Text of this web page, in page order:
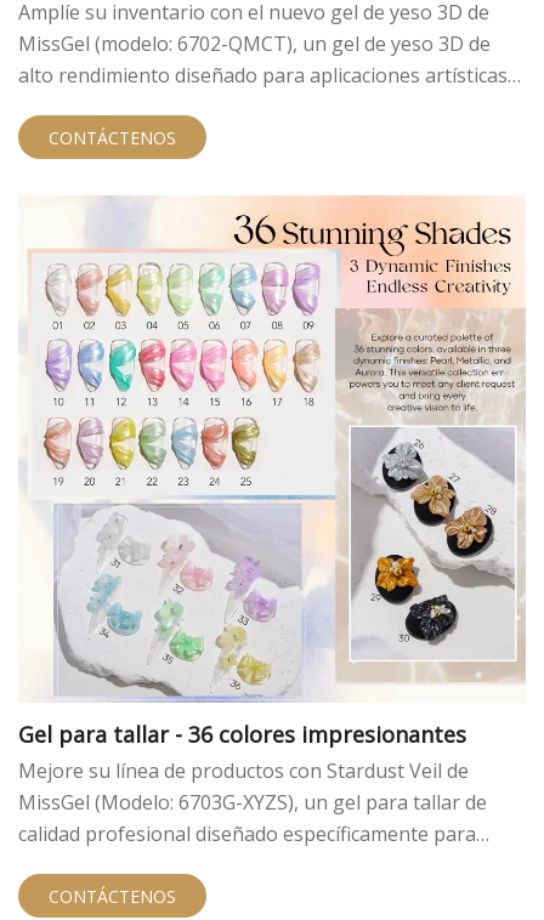
Amplíe su inventario con el nuevo gel de yeso 3D de
MissGel (modelo: 6702-QMCT), un gel de yeso 3D de
alto rendimiento diseñado para aplicaciones artísticas
fórmula recrea perfectamente la textura granular mate
uñas, ofrecemos esta fórmula de estado sólido a
clientes B2B que buscan productos confiables que
marcan tendencia y que simplifican el proceso de
esculpido en 3D.
CONTÁCTENOS
Gel para tallar - 36 colores impresionantes
Mejore su línea de productos con Stardust Veil de
MissGel (Modelo: 6703G-XYZS), un gel para tallar de
calidad profesional diseñado específicamente para
de geles para uñas B2B, ofrecemos fórmulas de alto
CONTÁCTENOS